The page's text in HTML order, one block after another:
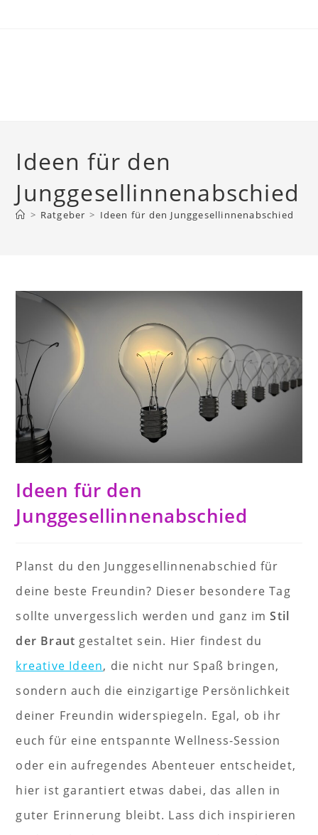
Ideen für den
Junggesellinnenabschied
> Ratgeber > Ideen für den Junggesellinnenabschied
Ideen für den
Junggesellinnenabschied
Planst du den Junggesellinnenabschied für
deine beste Freundin? Dieser besondere Tag
sollte unvergesslich werden und ganz imStil
der Braut gestaltet sein. Hier findest du
kreative Ideen, die nicht nur Spaß bringen,
sondern auch die einzigartige Persönlichkeit
deiner Freundin widerspiegeln. Egal, ob ihr
euch für eine entspannte Wellness-Session
oder ein aufregendes Abenteuer entscheidet,
hier ist garantiert etwas dabei, das allen in
guter Erinnerung bleibt. Lass dich inspirieren